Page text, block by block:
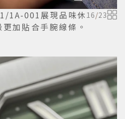
1A-001展現品味休
加貼合手腕線條。
16/23